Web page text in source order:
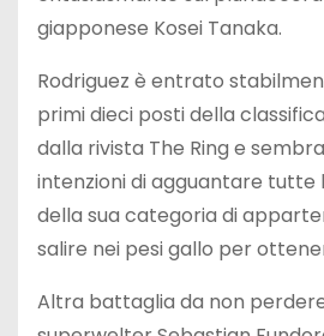
giapponese Kosei Tanaka.
Rodriguez è entrato
primi dieci posti della
dalla rivista The Ring e
intenzioni di agguantare tutte
della sua categoria di
salire nei pesi gallo per
Altra battaglia da non